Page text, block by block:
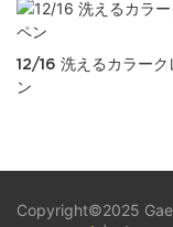
12/16 洗えるカラーク
ン
Copyright©2025